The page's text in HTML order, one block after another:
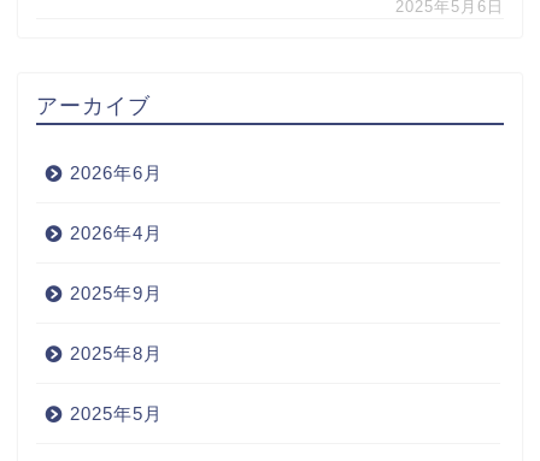
2025年5月6日
アーカイブ
2026年6月
2026年4月
2025年9月
2025年8月
2025年5月